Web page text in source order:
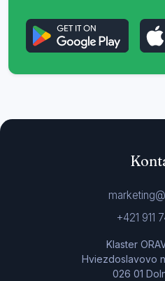
+421 911
Klaster
Hviezdoslavovo
026 01